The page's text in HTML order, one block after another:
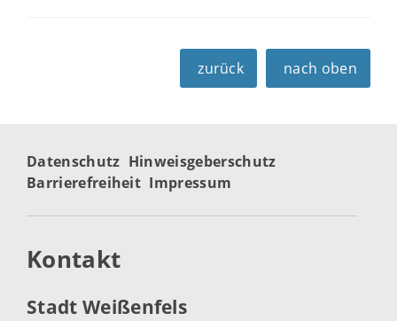
zurück nach oben
Datenschutz Hinweisgeberschutz
Barrierefreiheit Impressum
Kontakt
Stadt Weißenfels